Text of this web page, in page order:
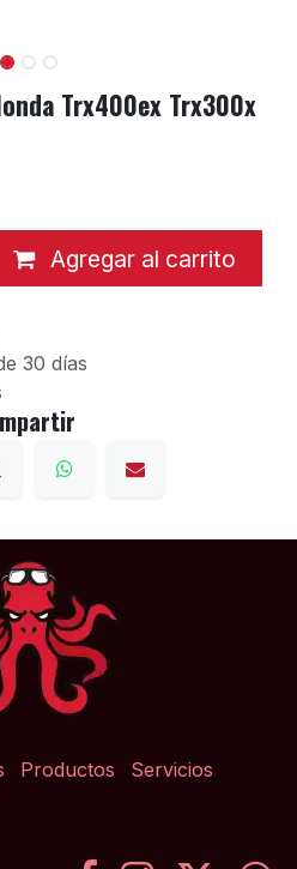
Trx400ex Trx300x
Agregar al carrito
30 días
Productos
Servicios